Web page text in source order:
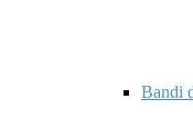
Bandi